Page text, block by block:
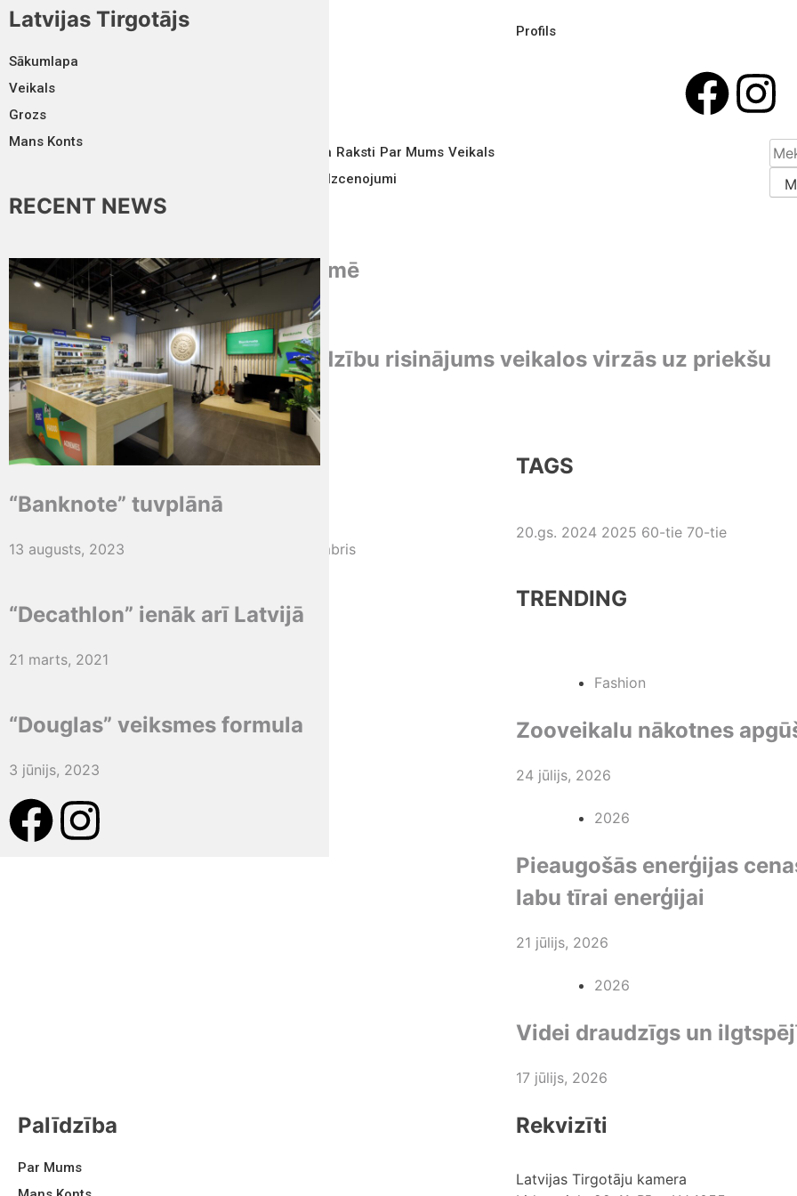
Aug 06, 2026 Profils
ABONĒT
Latvijas Tirgotājs
Sākumlapa
Veikals
Grozs
Mans Konts
RECENT NEWS
“Banknote” tuvplānā
13 augusts, 2023
“Decathlon” ienāk arī Latvijā
21 marts, 2021
“Douglas” veiksmes formula
3 jūnijs, 2023
Sākumlapa Raksti Par Mums Veikals
Reklāmas Izcenojumi
Aizsargāts: Kam veicas izaugsmē
2 septembris, 2016
Aizsargāts: Uzklausa LTA – zādzību risinājums veikalos virzās uz priekšu
19 februāris, 2016
Birka:Panākumu atslēga
2023. oktobris / novembris / decembris
Lasīt vairāk
TAGS
20.gs. 2024 2025 60-tie 70-tie
TRENDING
Fashion
Zooveikalu nākotnes
24 jūlijs, 2026
2026
Pieaugošās enerģijas
labu tīrai enerģijai
21 jūlijs, 2026
2026
Videi draudzīgs un
17 jūlijs, 2026
Palīdzība
Par Mums
Rekvizīti
Latvijas Tirgotāju kamera